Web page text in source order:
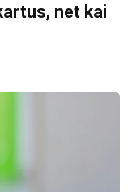
net kai